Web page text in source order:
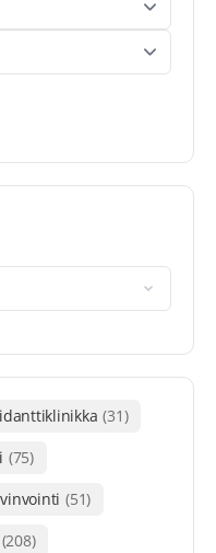
(31)
(75)
(51)
(208)